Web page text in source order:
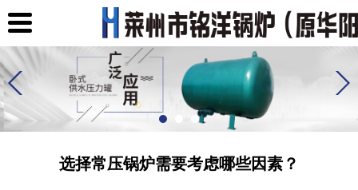
选择常压锅炉需要考虑哪些因素？